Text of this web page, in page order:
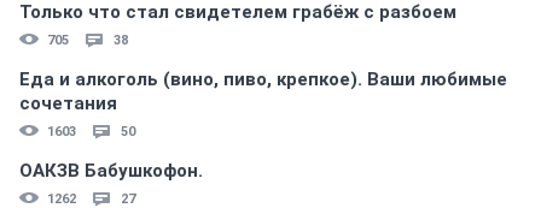
Только что стал свидетелем грабёж с разбоем
705 38
Еда и алкоголь (вино, пиво, крепкое). Ваши любимые
сочетания
1603 50
ОАКЗВ Бабушкофон.
1262 27